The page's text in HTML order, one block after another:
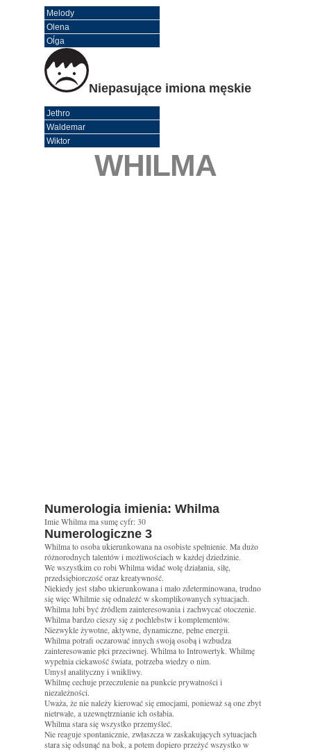
Melody
Olena
Oĺga
Niepasujące imiona męskie
Jethro
Waldemar
Wiktor
WHILMA
Numerologia imienia: Whilma
Imie Whilma ma sumę cyfr: 30
Numerologiczne 3
Whilma to osoba ukierunkowana na osobiste spełnienie. Ma dużo
różnorodnych talentów i możliwościach w każdej dziedzinie.
We wszystkim co robi Whilma widać wolę działania, siłę,
przedsiębiorczość oraz kreatywność.
Niekiedy jest słabo ukierunkowana i mało zdeterminowana, trudno
się więc Whilmie się odnaleźć w skomplikowanych sytuacjach.
Whilma lubi być źródlem zainteresowania i zachwycać otoczenie.
Whilma bardzo cieszy się z pochlebstw i komplementów.
Niezwykle żywotne, aktywne, dynamiczne, pełne energii.
Whilma potrafi oczarować innych swoją osobą i wzbudza
zainteresowanie płci przeciwnej. Whilma to Introwertyk. Whilmę
wypełnia ciekawość świata, potrzeba wiedzy o nim.
Umysł analityczny i wnikliwy.
Whilmę cechuje przeczulenie na punkcie prywatności i
niezależności.
Uważa, że nie należy kierować się emocjami, ponieważ są one zbyt
nietrwałe, a uzewnętrznianie ich osłabia.
Whilma stara się wszystko przemyśleć.
Nie reaguje spontanicznie, zwłaszcza w zaskakujących sytuacjach
stara się odsunąć na bok, a potem dopiero przeżyć wszystko w